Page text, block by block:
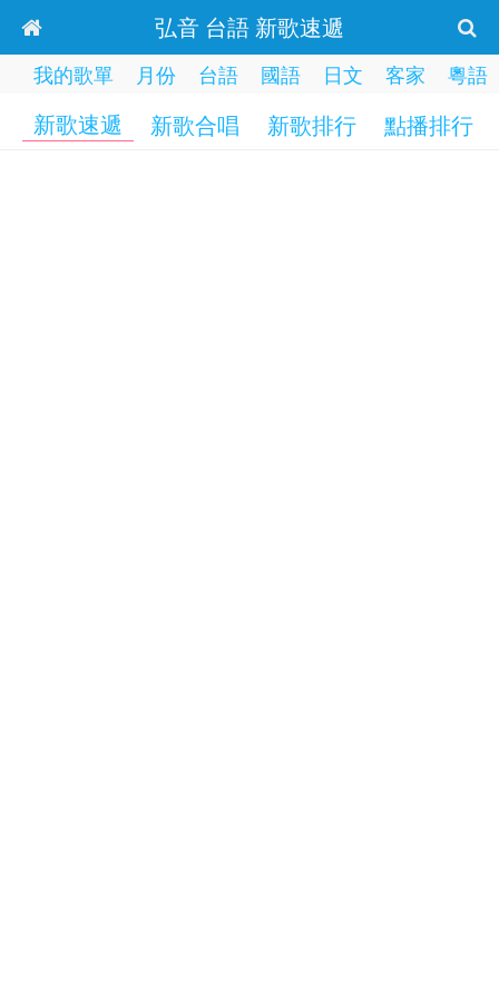
弘音 台語 新歌速遞
我的歌單 月份 台語 國語 日文 客家 粵語
新歌速遞 新歌合唱 新歌排行 點播排行